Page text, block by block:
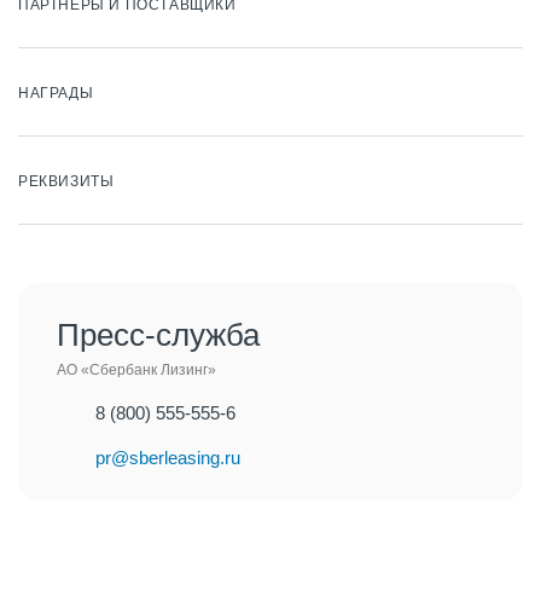
ПАРТНЕРЫ И ПОСТАВЩИКИ
НАГРАДЫ
РЕКВИЗИТЫ
Пресс-служба
АО «Сбербанк Лизинг»
8 (800) 555-555-6
pr@sberleasing.ru